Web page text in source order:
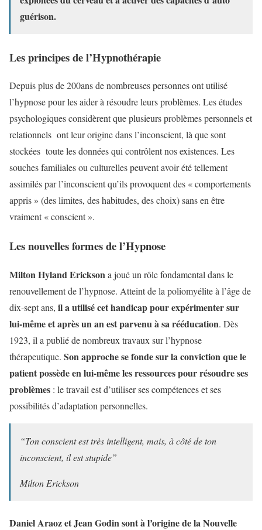
guérison.
Les principes de l’Hypnothérapie
Depuis plus de 200ans de nombreuses personnes ont utilisé
l’hypnose pour les aider à résoudre leurs problèmes. Les études
psychologiques considèrent que plusieurs problèmes personnels et
relationnels ont leur origine dans l’inconscient, là que sont
stockées toute les données qui contrôlent nos existences. Les
souches familiales ou culturelles peuvent avoir été tellement
assimilés par l’inconscient qu’ils provoquent des « comportements
appris » (des limites, des habitudes, des choix) sans en être
vraiment « conscient ».
Les nouvelles formes de l’Hypnose
Milton Hyland Ericksona joué un rôle fondamental dans le
renouvellement de l’hypnose. Atteint de la poliomyélite à l’âge de
dix-sept ans, il a utilisé cet handicap pour expérimenter sur
lui-même et après un an est parvenu à sa rééducation. Dès
1923, il a publié de nombreux travaux sur l’hypnose
thérapeutique. Son approche se fonde sur la conviction que le
patient possède en lui-même les ressources pour résoudre ses
problèmes : le travail est d’utiliser ses compétences et ses
possibilités d’adaptation personnelles.
“Ton conscient est très intelligent, mais, à côté de ton
inconscient, il est stupide”
Milton Erickson
Daniel Araoz et Jean Godin sont à l’origine de la Nouvelle